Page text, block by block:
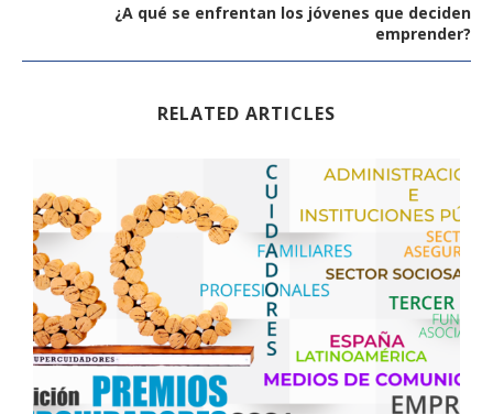
¿A qué se enfrentan los jóvenes que deciden
emprender?
RELATED ARTICLES